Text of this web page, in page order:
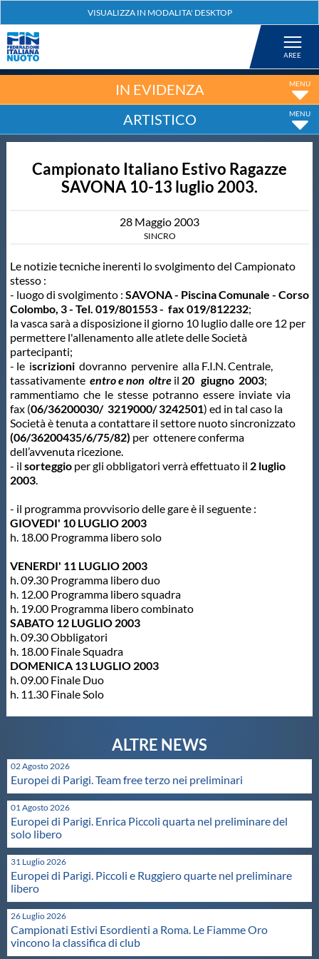
Nuoto
Tuffi
Salvamento
Master
Formazione
GUG
Scuole Nuoto
Propaganda
Centri Federali
Area Legislativa
Protezione Civile
Qualità
Privacy
Cookie Policy
Archivio News
Flash News
IN EVIDENZA
ARTISTICO
Campionato Italiano Estivo Ragazze
SAVONA 10-13 luglio 2003.
28 Maggio 2003
SINCRO
Le notizie tecniche inerenti lo svolgimento del Campionato
stesso :
- luogo di svolgimento : SAVONA - Piscina Comunale - Corso
Colombo, 3 - Tel. 019/801553 - fax 019/812232;
la vasca sarà a disposizione il giorno 10 luglio dalle ore 12 per
permettere l'allenamento alle atlete delle Società
partecipanti;
- le iscrizioni dovranno pervenire alla F.I.N. Centrale,
tassativamente entro e non oltreil 20 giugno 2003;
rammentiamo che le stesse potranno essere inviate via
fax (06/36200030/ 3219000/ 3242501) ed in tal caso la
Società è tenuta a contattare il settore nuoto sincronizzato
(06/36200435/6/75/82) per ottenere conferma
dell’avvenuta ricezione.
- il sorteggioper gli obbligatori verrà effettuato il 2 luglio
2003.
- il programma provvisorio delle gare è il seguente :
GIOVEDI' 10 LUGLIO 2003
h. 18.00 Programma libero solo
VENERDI' 11 LUGLIO 2003
h. 09.30 Programma libero duo
h. 12.00 Programma libero squadra
h. 19.00 Programma libero combinato
SABATO 12 LUGLIO 2003
h. 09.30 Obbligatori
h. 18.00 Finale Squadra
DOMENICA 13 LUGLIO 2003
h. 09.00 Finale Duo
h. 11.30 Finale Solo
02 Agosto 2026
Europei di Parigi. Team free terzo nei preliminari
01 Agosto 2026
Europei di Parigi. Enrica Piccoli quarta nel preliminare del
solo libero
31 Luglio 2026
Europei di Parigi. Piccoli e Ruggiero quarte nel preliminare
libero
26 Luglio 2026
Campionati Estivi Esordienti a Roma. Le Fiamme Oro
vincono la classifica di club